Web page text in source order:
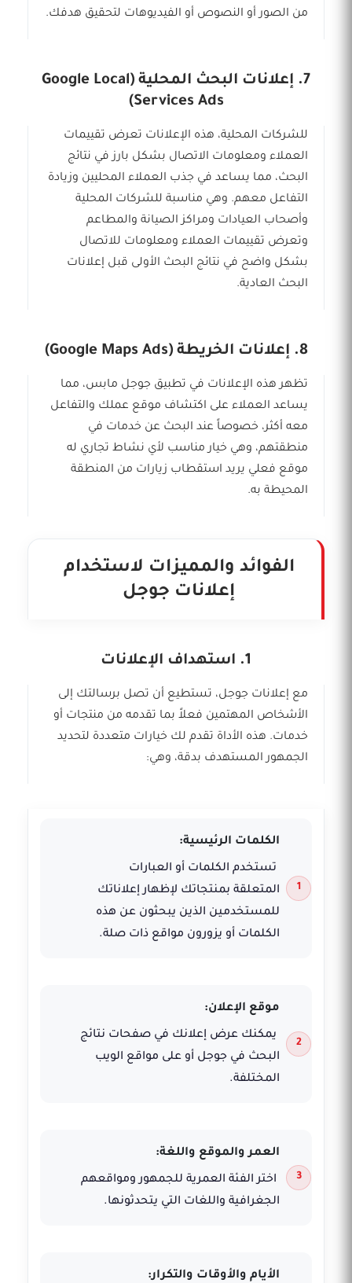
من الصور أو النصوص أو الفيديوهات لتحقيق هدفك.
7. إعلانات البحث المحلية (Google Local
Services Ads)
للشركات المحلية، هذه الإعلانات تعرض تقييمات
العملاء ومعلومات الاتصال بشكل بارز في نتائج
البحث، مما يساعد في جذب العملاء المحليين وزيادة
التفاعل معهم. وهي مناسبة للشركات المحلية
وأصحاب العيادات ومراكز الصيانة والمطاعم
وتعرض تقييمات العملاء ومعلومات للاتصال
بشكل واضح في نتائج البحث الأولى قبل إعلانات
البحث العادية.
8. إعلانات الخريطة (Google Maps Ads)
تظهر هذه الإعلانات في تطبيق جوجل مابس، مما
يساعد العملاء على اكتشاف موقع عملك والتفاعل
معه أكثر، خصوصاً عند البحث عن خدمات في
منطقتهم، وهي خيار مناسب لأي نشاط تجاري له
موقع فعلي يريد استقطاب زيارات من المنطقة
المحيطة به.
الفوائد والمميزات لاستخدام
إعلانات جوجل
1. استهداف الإعلانات
مع إعلانات جوجل، تستطيع أن تصل برسالتك إلى
الأشخاص المهتمين فعلاً بما تقدمه من منتجات أو
خدمات. هذه الأداة تقدم لك خيارات متعددة لتحديد
الجمهور المستهدف بدقة، وهي:
الكلمات الرئيسية:
تستخدم الكلمات أو العبارات
المتعلقة بمنتجاتك لإظهار إعلاناتك
للمستخدمين الذين يبحثون عن هذه
الكلمات أو يزورون مواقع ذات صلة.
موقع الإعلان:
يمكنك عرض إعلانك في صفحات نتائج
البحث في جوجل أو على مواقع الويب
المختلفة.
العمر والموقع واللغة:
اختر الفئة العمرية للجمهور ومواقعهم
الجغرافية واللغات التي يتحدثونها.
الأيام والأوقات والتكرار: